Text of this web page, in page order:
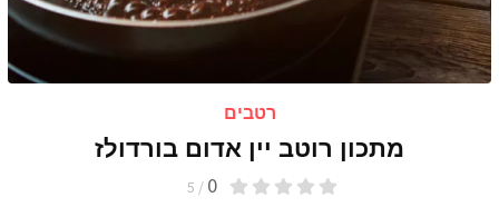
רטבים
מתכון רוטב יין אדום בורדולז
0
/ 5